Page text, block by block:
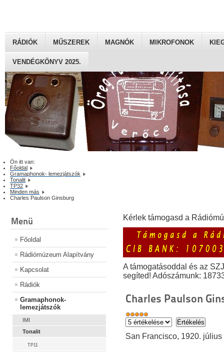
RÁDIÓK MŰSZEREK MAGNÓK MIKROFONOK
VENDÉGKÖNYV 2025.
Ön itt van:
Főoldal
Gramaphonok- lemezjátszók
Tonalit
TP32
Minden más
Charles Paulson Ginsburg
Menü
Főoldal
Rádiómúzeum Alapítvány
Kapcsolat
Rádiók
Gramaphonok-
lemezjátszók
IMI
Tonalit
TP11
Kérlek támogasd a
A támogatásoddal és az
segíted! Adószámunk:
Charles Paulson
San Francisco, 1920.